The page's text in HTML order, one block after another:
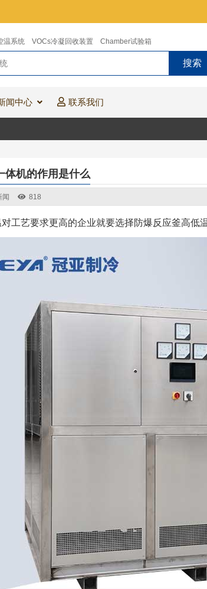
温系统 VOCs冷凝回收装置 Chamber试验箱
闻中心 联系我们
体机的作用是什么
闻 818
工艺要求更高的企业就要选择防爆反应釜高低